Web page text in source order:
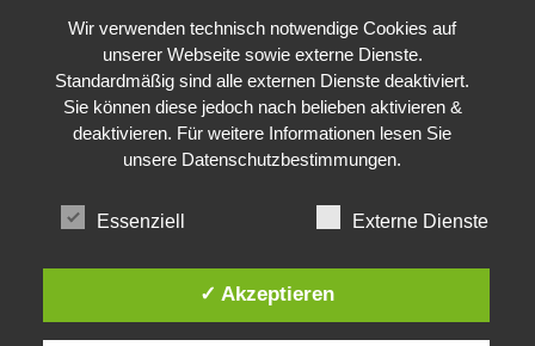
Wir verwenden technisch notwendige Cookies auf
unserer Webseite sowie externe Dienste.
Standardmäßig sind alle externen Dienste deaktiviert.
Sie können diese jedoch nach belieben aktivieren &
deaktivieren. Für weitere Informationen lesen Sie
unsere Datenschutzbestimmungen.
Essenziell Externe Dienste
✓ Akzeptieren